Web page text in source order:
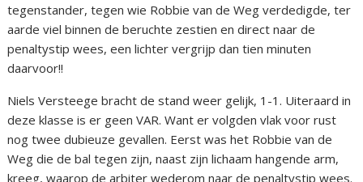
tegenstander, tegen wie Robbie van de Weg verdedigde, ter
aarde viel binnen de beruchte zestien en direct naar de
penaltystip wees, een lichter vergrijp dan tien minuten
daarvoor!!
Niels Versteege bracht de stand weer gelijk, 1-1. Uiteraard in
deze klasse is er geen VAR. Want er volgden vlak voor rust
nog twee dubieuze gevallen. Eerst was het Robbie van de
Weg die de bal tegen zijn, naast zijn lichaam hangende arm,
kreeg, waarop de arbiter wederom naar de penaltystip wees.